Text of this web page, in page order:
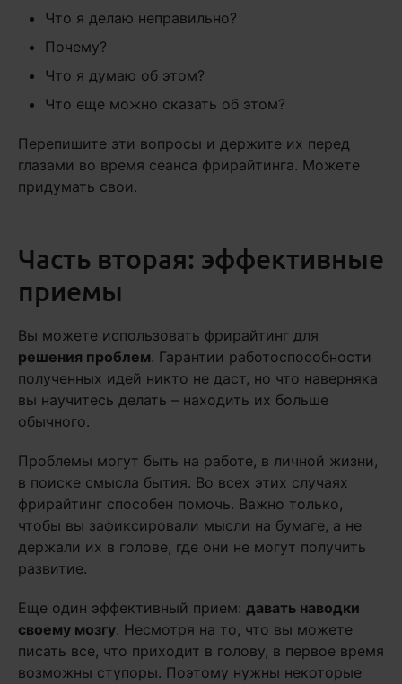
Что я делаю неправильно?
Почему?
Что я думаю об этом?
Что еще можно сказать об этом?
Перепишите эти вопросы и держите их перед
глазами во время сеанса фрирайтинга. Можете
придумать свои.
Часть вторая: эффективные
приемы
Вы можете использовать фрирайтинг для
решения проблем. Гарантии работоспособности
полученных идей никто не даст, но что наверняка
вы научитесь делать – находить их больше
обычного.
Проблемы могут быть на работе, в личной жизни,
в поиске смысла бытия. Во всех этих случаях
фрирайтинг способен помочь. Важно только,
чтобы вы зафиксировали мысли на бумаге, а не
держали их в голове, где они не могут получить
развитие.
Еще один эффективный прием: давать наводки
своему мозгу. Несмотря на то, что вы можете
писать все, что приходит в голову, в первое время
возможны ступоры. Поэтому нужны некоторые